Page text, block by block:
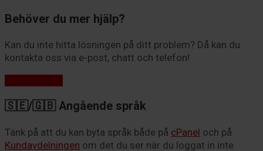
Behöver du mer hjälp?
Kan du inte hitta lösningen på ditt problem? Då kan du
kontakta oss via e-post, chatt och telefon!
🇸🇪/🇬🇧 Angående språk
Tänk på att du kan byta språk både på cPanel och på
Kundavdelningen om det du ser när du loggat in inte